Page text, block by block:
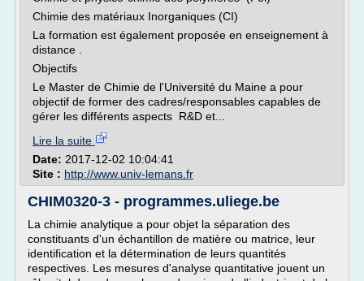
Chimie des matériaux Inorganiques (CI)
La formation est également proposée en enseignement à
distance .
Objectifs
Le Master de Chimie de l'Université du Maine a pour
objectif de former des cadres/responsables capables de
gérer les différents aspects R&D et...
Lire la suite
Date: 2017-12-02 10:04:41
Site : http://www.univ-lemans.fr
CHIM0320-3 - programmes.uliege.be
La chimie analytique a pour objet la séparation des
constituants d'un échantillon de matière ou matrice, leur
identification et la détermination de leurs quantités
respectives. Les mesures d'analyse quantitative jouent un